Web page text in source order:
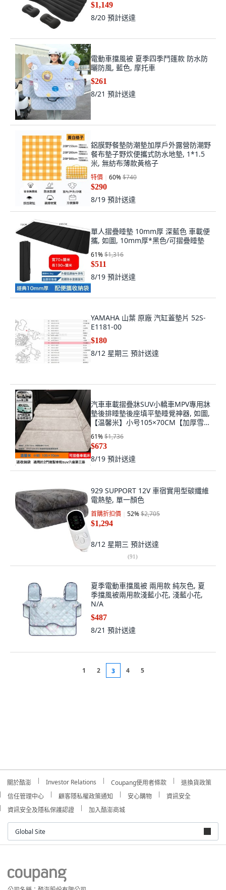
$1,149
8/20 預計送達
電動車擋風被 夏季四季鬥篷款 防水防
曬防風, 藍色, 摩托車
$261
8/21 預計送達
鋁膜野餐墊防潮墊加厚戶外露營防潮野
餐布墊子野炊便攜式防水地墊, 1*1.5
米, 無紡布薄款黃格子
特價 60%$740
$290
8/19 預計送達
單人摺疊睡墊 10mm厚 深藍色 車載便
攜, 如圖, 10mm厚*黑色/可摺疊睡墊
61%$1,316
$511
8/19 預計送達
YAMAHA 山葉 原廠 汽缸蓋墊片 52S-
E1181-00
$180
8/12 星期三 預計送達
汽車車載摺疊牀SUV小轎車MPV專用牀
墊後排睡墊後座填平墊睡覺神器, 如圖,
【温馨米】小号105×70CM【加厚雪尼
绒】送收纳袋
61%$1,736
$673
8/19 預計送達
929 SUPPORT 12V 車宿實用型碳纖維
電熱墊, 單一顏色
首購折扣價 52%$2,705
$1,294
8/12 星期三 預計送達
(91)
夏季電動車擋風被 兩用款 純灰色, 夏
季擋風被兩用款淺藍小花, 淺藍小花,
N/A
$487
8/21 預計送達
1 2 3 4 5
關於酷澎 Investor Relations Coupang使用者條款
退換貨政策
信任管理中心
顧客隱私權政策通知 安心購物
資訊安全
資訊安全及隱私保護認證
加入酷澎商城
Global Site